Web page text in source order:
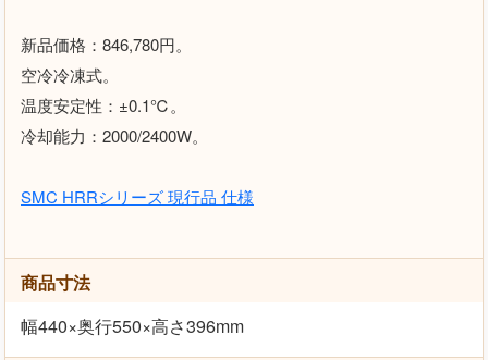
新品価格：846,780円。
空冷冷凍式。
温度安定性：±0.1℃。
冷却能力：2000/2400W。
SMC HRRシリーズ 現行品 仕様
商品寸法
幅440×奥行550×高さ396mm